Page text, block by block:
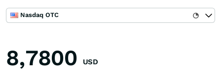
Nasdaq OTC
8,7800 USD